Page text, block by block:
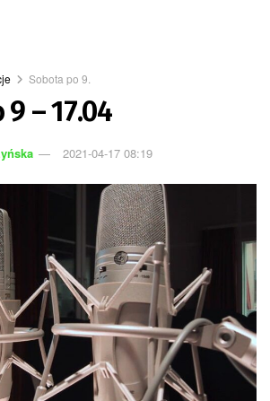
Sobota po 9.
– 17.04
2021-04-17 08:19